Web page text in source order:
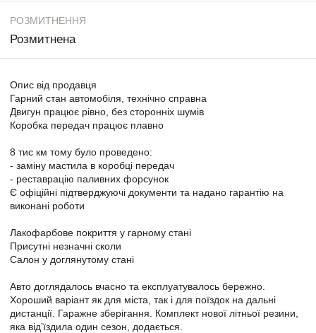
РОЗМИТНЕННЯ
Розмитнена
Опис від продавця
Гарний стан автомобіля, технічно справна
Двигун працює рівно, без сторонніх шумів
Коробка передач працює плавно
8 тис км тому було проведено:
- заміну мастила в коробці передач
- реставрацію паливних форсунок
Є офіційні підтверджуючі документи та надано гарантію на
виконані роботи
Лакофарбове покриття у гарному стані
Присутні незначні сколи
Салон у доглянутому стані
Авто доглядалось вчасно та експлуатувалось бережно.
Хороший варіант як для міста, так і для поїздок на дальні
дистанції. Гаражне зберігання. Комплект нової літньої резини,
яка відʼїздила один сезон, додається.